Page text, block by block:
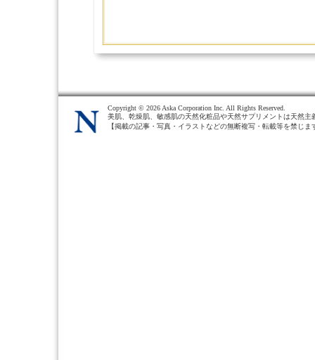
Copyright © 2026 Aska Corporation Inc. All Rights Reserved.
美肌、乾燥肌、敏感肌の天然化粧品や天然サプリメントは天然主
【掲載の記事・写真・イラストなどの無断複写・転載等を禁じま